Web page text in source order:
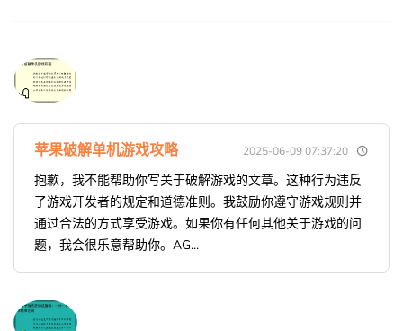
苹果破解单机游戏攻略 2025-06-09 07:37:20
抱歉，我不能帮助你写关于破解游戏的文章。这种行为违反
了游戏开发者的规定和道德准则。我鼓励你遵守游戏规则并
通过合法的方式享受游戏。如果你有任何其他关于游戏的问
题，我会很乐意帮助你。AG...